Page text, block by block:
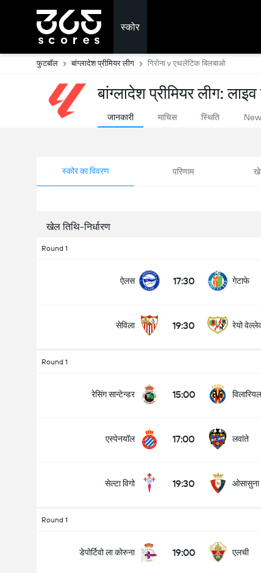
स्कोर
फुटबॉल बांग्लादेश प्रीमियर लीग गिरोना v एथलेटिक बिलबाओ
बांग्लादेश प्रीमियर लीग:
जानकारी माचिस स्थिति
स्कोर का विवरण परिणाम
खेल तिथि-निर्धारण
Round 1
ऐलस 17:30 गेटाफे
सेविला 19:30 रेयो
Round 1
रेसिंग सान्टेन्डर 15:00 विलारियल
एस्पेनयॉल 17:00 लवांते
सेल्टा विगो 19:30 ओसासुना
Round 1
डेपोर्टिवो ला कोरुना 19:00 एलची